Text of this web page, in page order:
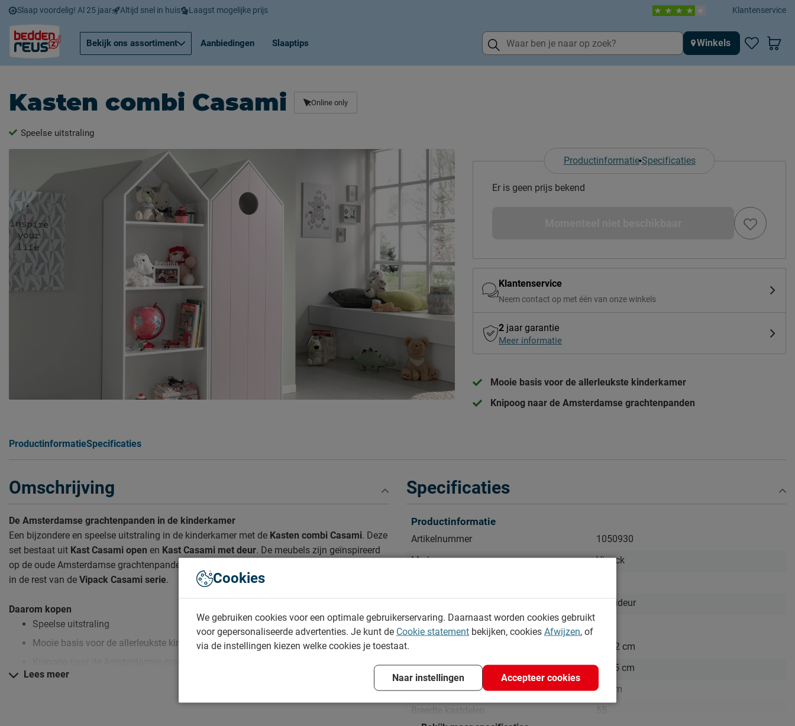
Slaap voordelig! Al 25 jaar Altijd snel in huis Laagst mogelijke prijs Klantenservice
Bekijk ons assortiment Aanbiedingen Slaaptips Winkels
Kasten combi Casami Online only
Speelse uitstraling
Productinformatie Specificaties
Er is geen prijs bekend
Klantenservice
Neem contact op met één van onze winkels
2 jaar garantie
Meer informatie
Mooie basis voor de allerleukste kinderkamer
Knipoog naar de Amsterdamse grachtenpanden
ProductinformatieSpecificaties
Omschrijving
De Amsterdamse grachtenpanden in de kinderkamer
Een bijzondere en speelse uitstraling in de kinderkamer met de Kasten combi Casami. Deze
set bestaat uit Kast Casami open en Kast Casami met deur. De meubels zijn geïnspireerd
op de oude Amsterdamse grachtenpanden. Deze speelse uitstraling is ook terug te vinden
in de rest van de Vipack Casami serie.
Daarom kopen
Speelse uitstraling
Mooie basis voor de allerleukste kinderkamer
Zo blijft deze Casami set lang mooi (en schoon)
Lees meer
Specificaties
Productinformatie
Artikelnummer
1050930
Merk
Vipack
draaideur
Afmetingen
115.2 cm
Hoogte
171,5 cm
Diepte
37 cm
Breedte kastdelen
55
Cookies
We gebruiken cookies voor een optimale gebruikerservaring. Daarnaast worden cookies gebruikt
voor gepersonaliseerde advertenties. Je kunt de Cookie statement bekijken, cookies Afwijzen, of
via de instellingen kiezen welke cookies je toestaat.
Naar instellingen Accepteer cookies